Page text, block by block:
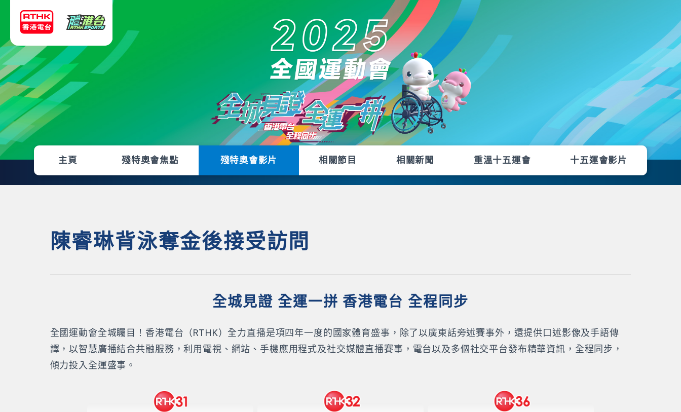
主頁 殘特奧會焦點 殘特奧會影片 相關節目 相關新聞 重溫十五運會 十五運會影片
陳睿琳背泳奪金後接受訪問
全城見證 全運一拼 香港電台 全程同步
全國運動會全城矚目！香港電台（RTHK）全力直播是項四年一度的國家體育盛事，除了以廣東話旁述賽事外，還提供口述影像及手語傳
譯，以智慧廣播結合共融服務，利用電視、網站、手機應用程式及社交媒體直播賽事，電台以及多個社交平台發布精華資訊，全程同步，
傾力投入全運盛事。